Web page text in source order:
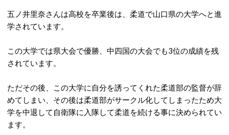
五ノ井里奈さんは高校を卒業後は、柔道で山口県の大学へと進
学されています。
この大学では県大会で優勝、中四国の大会でも3位の成績を残
されています。
ただその後、この大学に自分を誘ってくれた柔道部の監督が辞
めてしまい、その後は柔道部がサークル化してしまったため大
学を中退して自衛隊に入隊して柔道を続ける事に決められてい
ます。